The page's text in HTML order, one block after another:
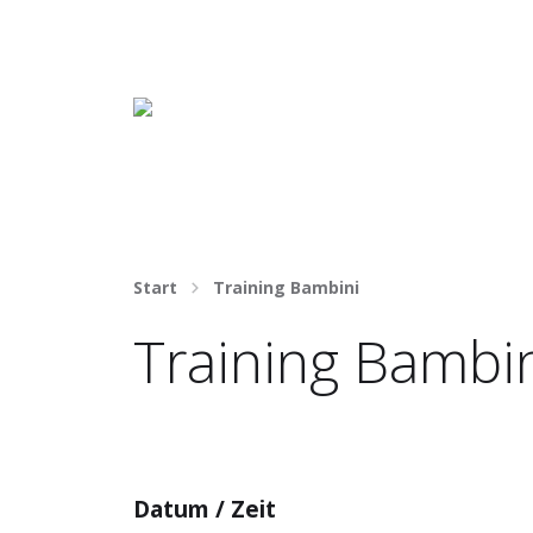
Häng nicht rum. Mach was draus!
Start Training Bambini
Training
Datum / Zeit